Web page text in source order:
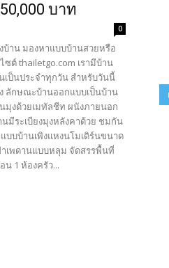
บาท
0
าน มองหาแบบบ้านสวยหรือ
ซต์ thailetgo.com เรามีบ้าน
เป็นประจำทุกวัน สำหรับวันนี้
ลักษณะบ้านออกแบบเป็นบ้าน
มุงด้วยเมทัลชีท ผนังภายนอก
มีระเบียงมุงหลังคาด้วย ชมกัน
บบบ้านเพิงแหงนโมเดิร์นขนาด
าเพดานแบบหลุม จัดสรรพื้นที่
1 ห้องครัว...